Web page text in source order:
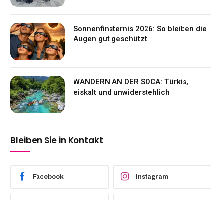
Sonnenfinsternis 2026: So bleiben die
Augen gut geschützt
WANDERN AN DER SOCA: Türkis,
eiskalt und unwiderstehlich
Bleiben Sie in Kontakt
Facebook Instagram